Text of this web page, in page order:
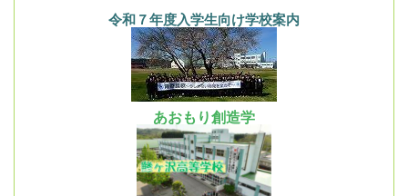
令和７年度入学生向け学校案内
あおもり創造学